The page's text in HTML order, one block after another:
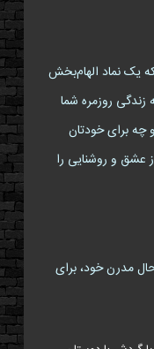
یک نماد الهام‌بخش
زندگی روزمره شما
چه برای خودتان
عشق و روشنایی را
مدرن خود، برای